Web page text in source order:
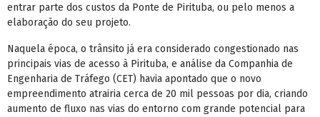
entrar parte dos custos da Ponte de Pirituba, ou pelo menos a
elaboração do seu projeto.
Naquela época, o trânsito já era considerado congestionado nas
principais vias de acesso à Pirituba, e análise da Companhia de
Engenharia de Tráfego (CET) havia apontado que o novo
empreendimento atrairia cerca de 20 mil pessoas por dia, criando
aumento de fluxo nas vias do entorno com grande potencial para